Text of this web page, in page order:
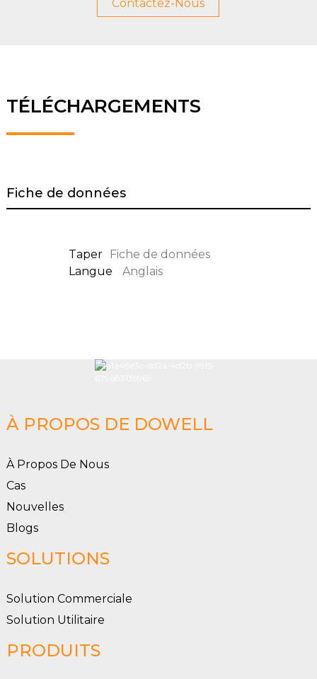
Contactez-Nous
TÉLÉCHARGEMENTS
Fiche de données
Taper
Fiche de données
Langue
Anglais
À PROPOS DE DOWELL
À Propos De Nous
Cas
Nouvelles
Blogs
SOLUTIONS
Solution Commerciale
Solution Utilitaire
PRODUITS